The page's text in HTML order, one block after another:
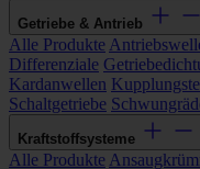
Getriebe & Antrieb
Alle Produkte
Differenziale
Kardanwellen
Schaltgetriebe
Kraftstoffsysteme
Alle Produkte